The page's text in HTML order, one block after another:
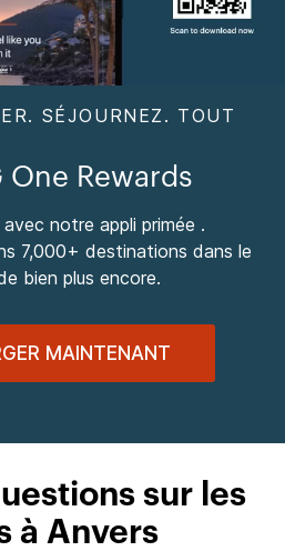
SÉJOURNEZ. TOUT
Rewards
notre appli primée .
7,000+ destinations dans le
bien plus encore.
MAINTENANT
sur les
à Anvers